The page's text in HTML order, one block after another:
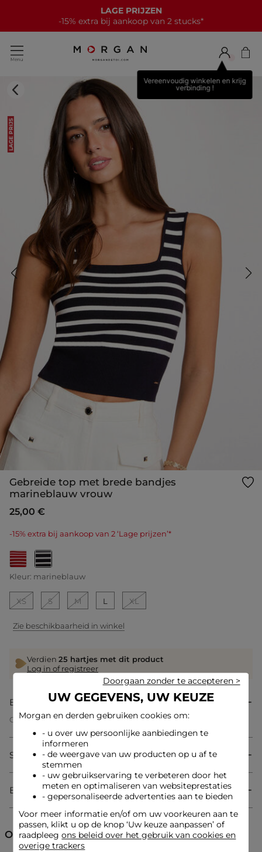
LAGE PRIJZEN
-15% extra bij aankoop van 2 stucks*
Vereenvoudig winkelen en krijg
verbinding !
LAGE PRIJS
Gebreide top met brede bandjes
marineblauw vrouw
25,00 €
-15% extra bij aankoop van 2 ‘Lage prijzen’*
geselecteerd
Kleur: marineblauw
XS S M L XL
Zie beschikbaarheid in winkel
Verdien 25 hartjes met dit product
Log in of registreer
Beschrijving
Gebreide top met brede bandjes
Vierkante halslijn
Brede bandjes
Horizontale strepen
Fijn breiwerk
Referentie: 32536311021590926 251-MPINKA
Categorie :Truien met korte mouwen vrouw
Kleur :Truien met korte mouwen vrouw blauw
Samenstelling & onderhoud
Bezorging & Retourzending
Ontdek ook
UW GEGEVENS, UW KEUZE
Morgan en derden gebruiken cookies om:
- u over uw persoonlijke aanbiedingen te
informeren
- de weergave van uw producten op u af te
stemmen
- uw gebruikservaring te verbeteren door het
meten en optimaliseren van websiteprestaties
- gepersonaliseerde advertenties aan te bieden
Voor meer informatie en/of om uw voorkeuren aan te
passen, klikt u op de knop ‘Uw keuze aanpassen’ of
raadpleegons beleid over het gebruik van cookies en
overige trackers
Doorgaan zonder te accepteren >